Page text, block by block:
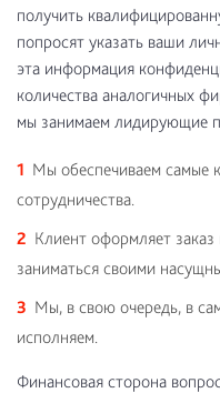
получить
попросят указать ваши
эта информация
количества аналогичных
мы занимаем лидирующие
Мы обеспечиваем самые
сотрудничества.
Клиент оформляет
заниматься своими
Мы, в свою очередь, в
исполняем.
Финансовая сторона